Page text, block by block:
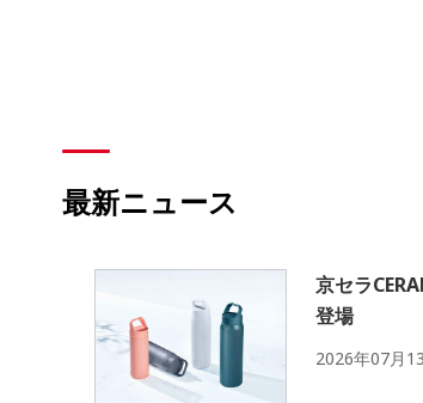
最新ニュース
京セラ
登場
2026年07月